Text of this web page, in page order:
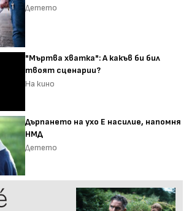
Детето
"Мъртва хватка": А какъв би бил
твоят сценарии?
На кино
Дърпането на ухо Е насилие, напомня
НМД
Детето